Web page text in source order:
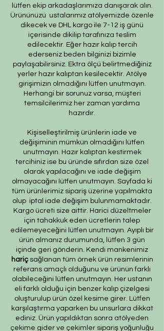
lütfen ekip arkadaşlarımıza danışarak alın.
Ürününüzü ustalarımız atölyemizde özenle
dikecek ve DHL kargo ile 7-12 iş günü
içerisinde dikilip tarafınıza teslim
edilecektir. Eğer hazır kalıp tercih
ederseniz beden bilginizi bizimle
paylaşabilirsiniz. Ektra ölçü belirtmediğiniz
yerler hazır kalıptan kesilecektir. Atölye
girişimizin olmadığını lütfen unutmayın.
Herhangi bir sorunuz varsa, müşteri
temsilcilerimiz her zaman yardıma
hazırdır.
Kişiselleştirilmiş ürünlerin iade ve
değişiminin mümkün olmadığını lütfen
unutmayın. Hazır kalıptan kestirmek
tercihiniz ise bu üründe sıfırdan size özel
olarak yapılacağını ve iade değişim
olmayacağını lütfen unutmayın. Sayfada ki
tüm ürünlerimiz sipariş üzerine yapılmakta
olup iptal iade değişim bulunmamaktadır.
Kargo ücreti size aittir. Harici düzeltmeler
için tahakkuk eden ücretlerin talep
edilemeyeceğini lütfen unutmayın. Ayıplı bir
ürün almanız durumunda, lütfen 3 gün
içinde geri gönderin. Kendi mankenimiz
hariçsağlanan tüm örnek ürün resimlerinin
referans amaçlı olduğunu ve ürünün farklı
olabileceğini lütfen unutmayın. Her ustanın
eli farklı olduğu için benzer kalıp çizelgesi
oluşturulup ürün özel kesime girer. Lütfen
karşılaştırma yaparken bu unsurlara dikkat
ediniz. Ürün yapıldıktan sonra atölyeden
çekime gider ve çekimler sipariş yoğunluğu